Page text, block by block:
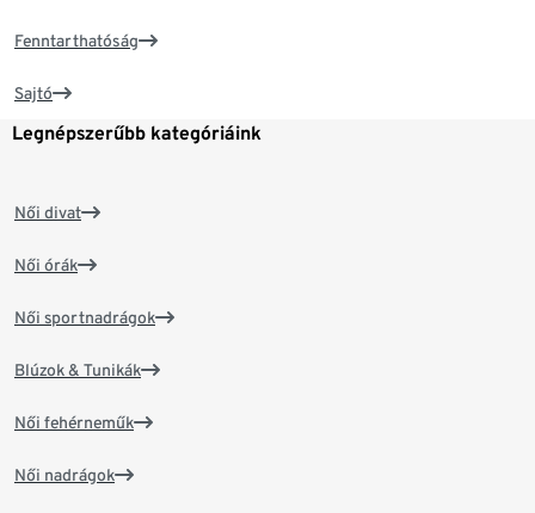
Fenntarthatóság
Sajtó
Legnépszerűbb kategóriáink
Női divat
Női órák
Női sportnadrágok
Blúzok & Tunikák
Női fehérneműk
Női nadrágok